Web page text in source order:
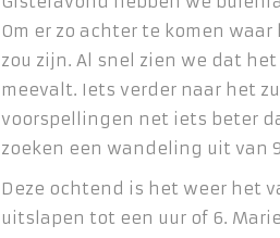
Om er zo achter te komen
zou zijn. Al snel zien we dat
meevalt. Iets verder naar het
voorspellingen net iets beter
zoeken een wandeling uit van
Deze ochtend is het weer het
uitslapen tot een uur of 6.